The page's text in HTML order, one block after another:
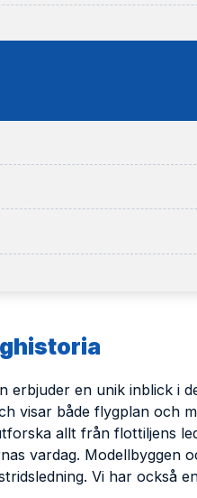
erbjuder en unik inblick i
visar både flygplan och
allt från flottiljens
vardag. Modellbyggen
Vi har också